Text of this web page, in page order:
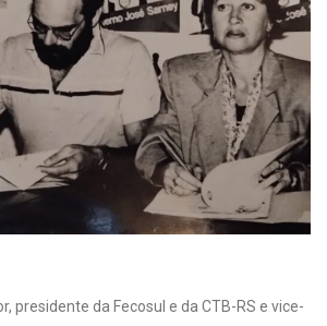
presidente da Fecosul e da CTB-RS e vice-